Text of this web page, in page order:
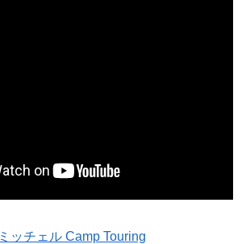
ミッチェル Camp Touring